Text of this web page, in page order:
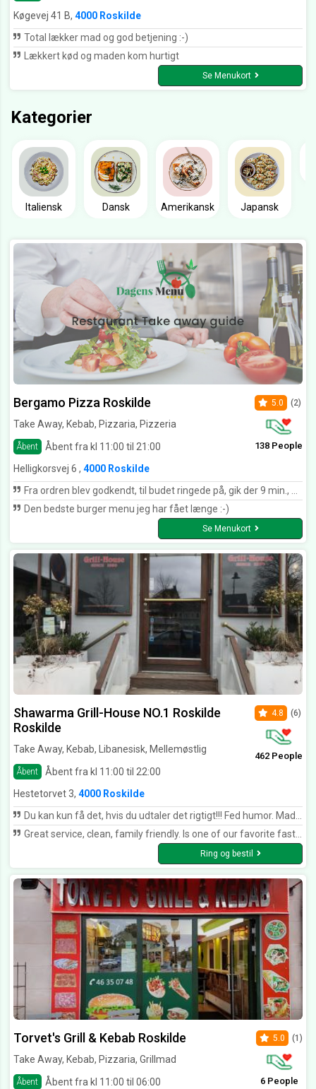
Køgevej 41 B, 4000 Roskilde
Total lækker mad og god betjening :-)
Lækkert kød og maden kom hurtigt
Se Menukort
Kategorier
Italiensk Dansk Amerikansk Japansk
Bergamo Pizza Roskilde
Take Away, Kebab, Pizzaria, Pizzeria
Åbent Åbent fra kl 11:00 til 21:00
5.0 (2)
138 People
Helligkorsvej 6 , 4000 Roskilde
Fra ordren blev godkendt, til budet ringede på, gik der 9 min., det må være verdens hurtigste 👍🏼👌🏼🙏🏼😉
Den bedste burger menu jeg har fået længe :-)
Se Menukort
Shawarma Grill-House NO.1 Roskilde
Roskilde
Take Away, Kebab, Libanesisk, Mellemøstlig
Åbent Åbent fra kl 11:00 til 22:00
4.8 (6)
462 People
Hestetorvet 3, 4000 Roskilde
Du kan kun få det, hvis du udtaler det rigtigt!!! Fed humor. Maden til tiden, god dyb smag, fint kød, og nok...kan varmt anbefales. *****
Great service, clean, family friendly. Is one of our favorite fast-food places in Roskilde
Ring og bestil
Torvet's Grill & Kebab Roskilde
Take Away, Kebab, Pizzaria, Grillmad
Åbent Åbent fra kl 11:00 til 06:00
5.0 (1)
6 People